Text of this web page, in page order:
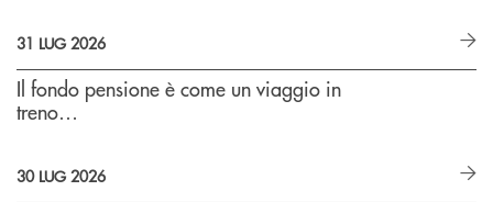
31 LUG 2026
Il fondo pensione è come un viaggio in
treno…
30 LUG 2026